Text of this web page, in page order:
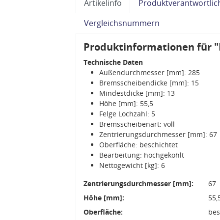
Artikelinfo
Vergleichsnummern
Produktinformationen für
Technische Daten
Außendurchmesser [mm]: 285
Bremsscheibendicke [mm]: 15
Mindestdicke [mm]: 13
Höhe [mm]: 55,5
Felge Lochzahl: 5
Bremsscheibenart: voll
Zentrierungsdurchmesser [mm]: 67
Oberfläche: beschichtet
Bearbeitung: hochgekohlt
Nettogewicht [kg]: 6
Zentrierungsdurchmesser [mm]:
67
Höhe [mm]:
Oberfläche: